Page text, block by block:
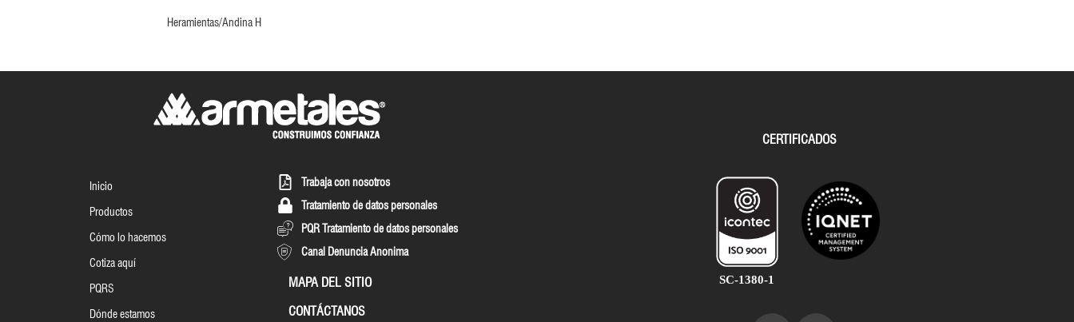
Heramientas/Andina H
Inicio
Productos
Cómo lo hacemos
Cotiza aquí
PQRS
Dónde estamos
Trabaja con nosotros
Tratamiento de datos personales
PQR Tratamiento de datos personales
Canal Denuncia Anonima
MAPA DEL SITIO
CONTÁCTANOS
CERTIFICADOS
SC-1380-1